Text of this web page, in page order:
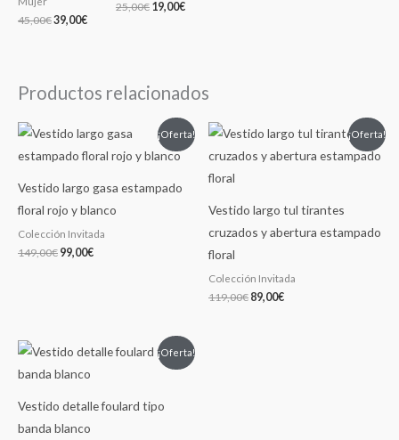
45,00€39,00€
25,00€ 19,00€
Productos relacionados
¡Oferta!
Vestido largo gasa estampado
floral rojo y blanco
Colección Invitada
149,00€
El
precio
original
149,00€.
99,00€
precio
actual
99,00€.
¡Oferta!
Vestido largo tul tirantes
cruzados y abertura estampado
floral
Colección Invitada
119,00€
El
precio
original
89,00€
precio
actual
¡Oferta!
Vestido detalle foulard tipo
banda blanco
El
precio
original
139,00€.
precio
89,00€.